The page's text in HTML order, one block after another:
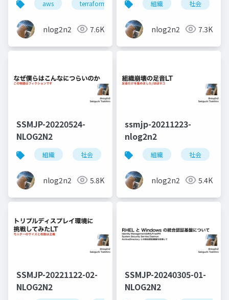
aws terraform iac
nlog2n2 7.6K
組織 社会
nlog2n2 7.3K
SSMJP-20220524-
NLOG2N2
組織 社会 メンタル メンタルケア
nlog2n2 5.8K
ssmjp-20211223-
nlog2n2
組織 社会
nlog2n2 5.4K
SSMJP-20221122-02-
NLOG2N2
SSMJP-20240305-01-
NLOG2N2